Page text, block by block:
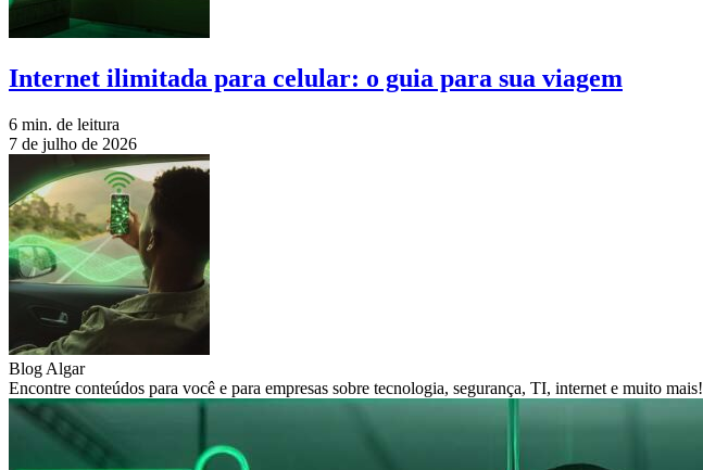
Internet ilimitada para celular: o guia para sua viagem
6 min. de leitura
7 de julho de 2026
Blog Algar
Encontre conteúdos para você e para empresas sobre tecnologia, segurança, TI, internet e muito mais!